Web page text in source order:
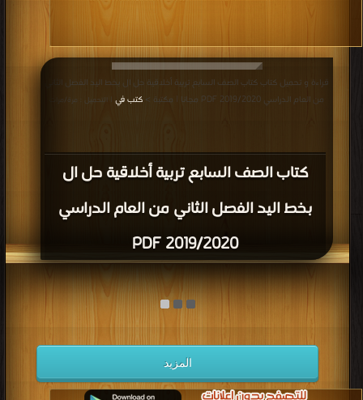
كتاب الصف السابع تربية أخلاقية حل ال
بخط اليد الفصل الثاني من العام الدراسي
2019/2020 PDF
قراءة و تحميل كتاب كتاب الصف السابع تربية أخلاقية حل ال بخط اليد الفصل الثاني
من العام الدراسي 2019/2020 PDF مجانا | مكتبة >
كتب في | التحميل : مرة/مرات
المزيد